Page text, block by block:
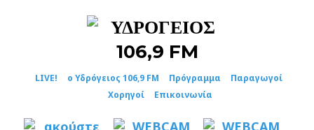
LIVE! ο Υδρόγειος 106,9 FM Πρόγραμμα
Παραγωγοί
Χορηγοί
Επικοινωνία